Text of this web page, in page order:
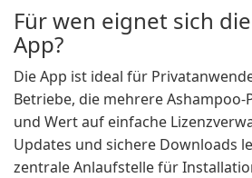
Für wen eignet sich
App?
Die App ist ideal für
Betriebe, die mehrere
und Wert auf einfache
Updates und sichere Downloads
zentrale Anlaufstelle für